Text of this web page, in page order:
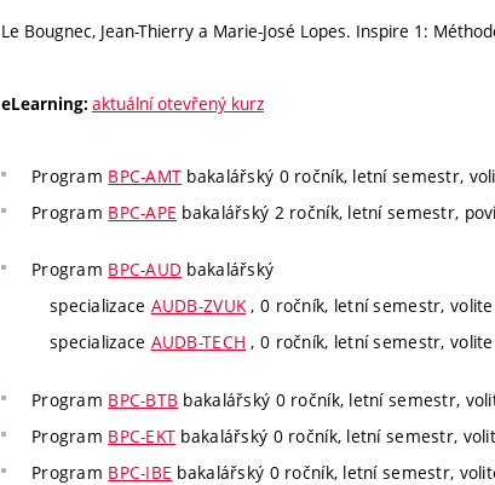
Le Bougnec, Jean-Thierry a Marie-José Lopes. Inspire 1:
eLearning: aktuální otevřený kurz
Program BPC-AMT bakalářský 0 ročník, letní semestr,
Program BPC-APE bakalářský 2 ročník, letní semestr,
Program BPC-AUD bakalářský
specializace AUDB-ZVUK, 0 ročník, letní semestr,
specializace AUDB-TECH , 0 ročník, letní semestr,
Program BPC-BTB bakalářský 0 ročník, letní semestr,
Program BPC-EKT bakalářský 0 ročník, letní semestr,
Program BPC-IBE bakalářský 0 ročník, letní semestr,